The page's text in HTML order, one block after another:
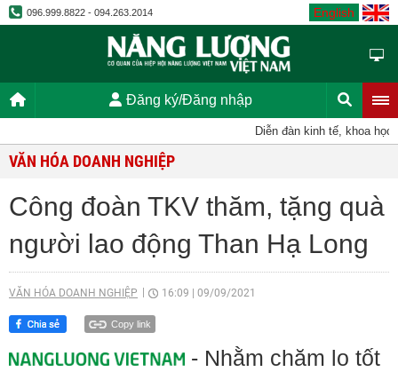
096.999.8822 - 094.263.2014 English
Đăng ký/Đăng nhập
Diễn đàn kinh tế, khoa học,
VĂN HÓA DOANH NGHIỆP
Công đoàn TKV thăm, tặng quà
người lao động Than Hạ Long
VĂN HÓA DOANH NGHIỆP 16:09 09/09/2021
Copy link
- Nhằm chăm lo tốt